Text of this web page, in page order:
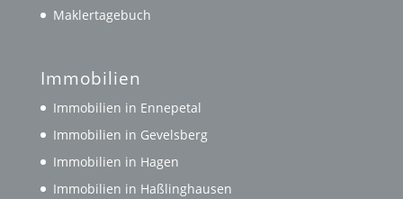
Maklertagebuch
Immobilien
Immobilien in Ennepetal
Immobilien in Gevelsberg
Immobilien in Hagen
Immobilien in Haßlinghausen